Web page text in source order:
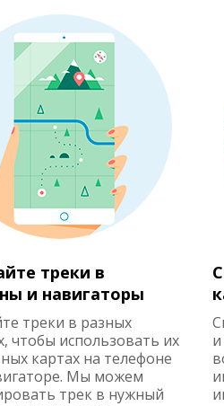
треки в
и навигаторы
треки в разных
чтобы использовать их
картах на телефоне
Мы можем
трек в нужный